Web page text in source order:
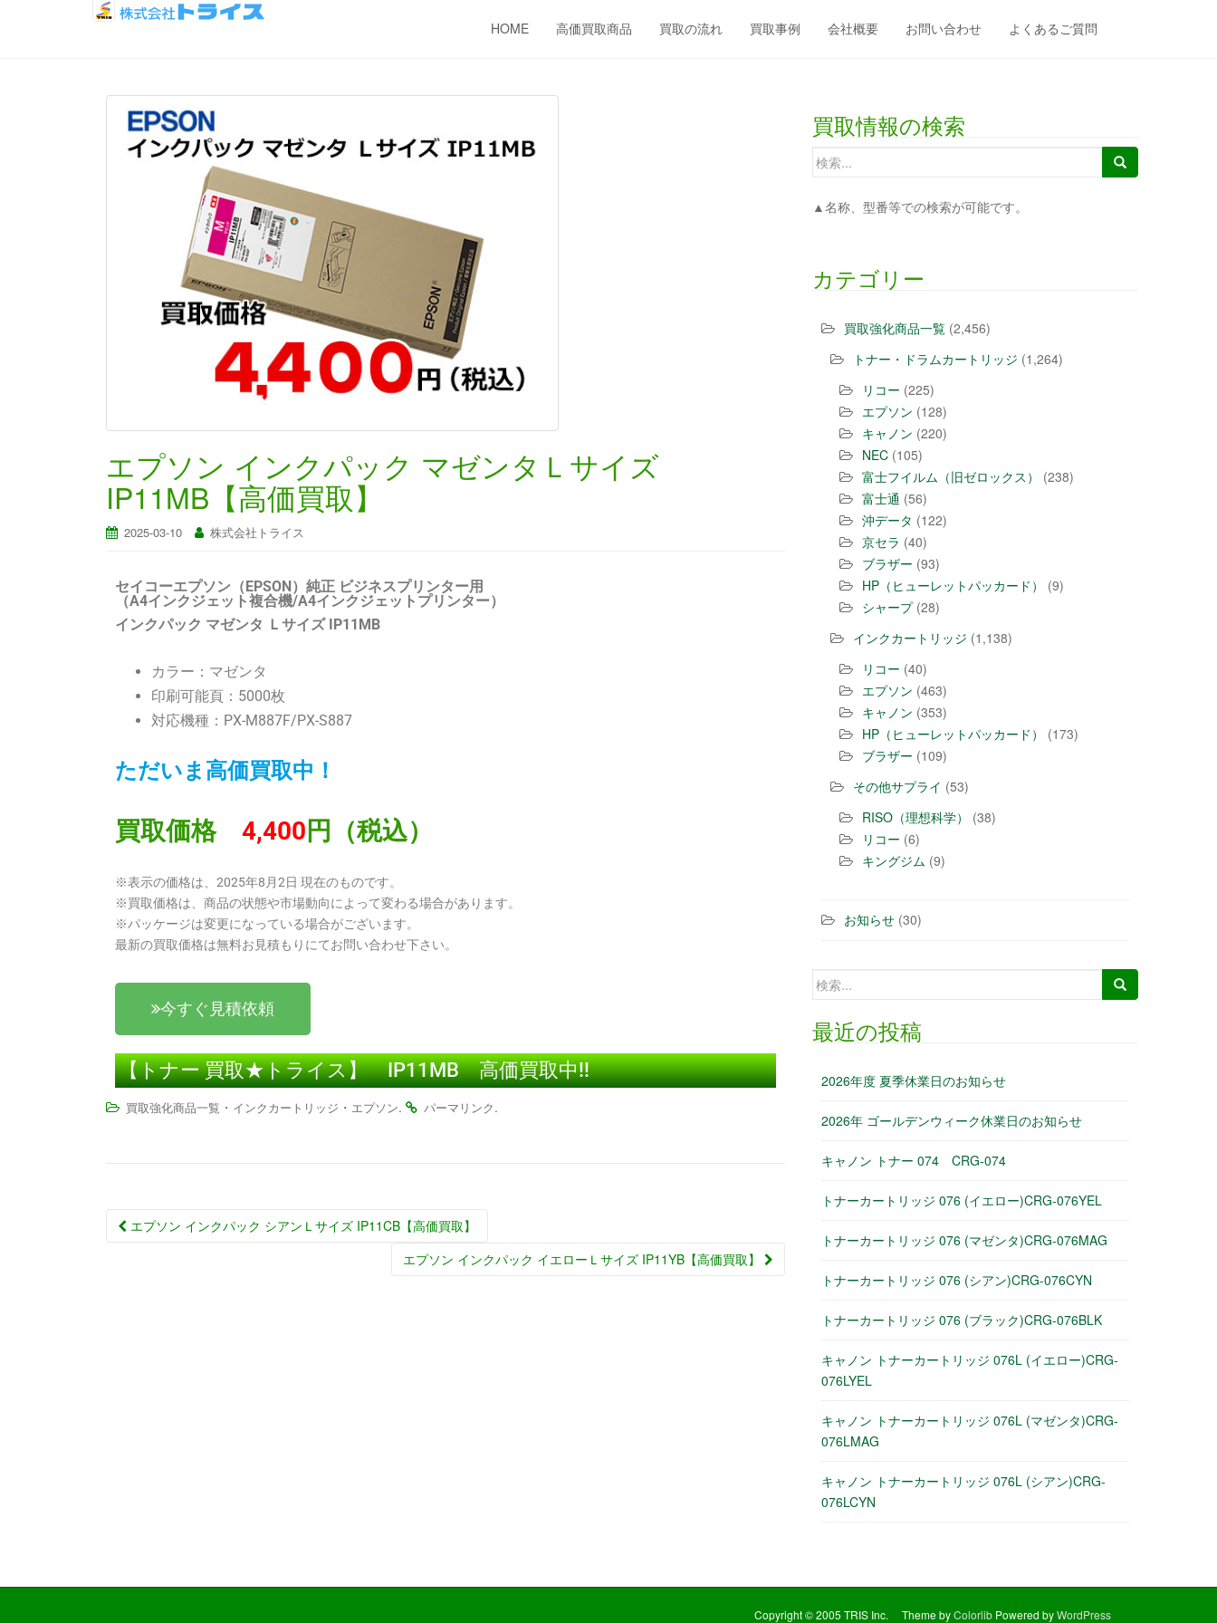
HOME 高価買取商品 買取の流れ 買取事例 会社概要 お問い合わせ よくあるご質問
エプソン インクパック マゼンタＬサイズ
IP11MB【高価買取】
2025-03-10 株式会社トライス
セイコーエプソン（EPSON）純正 ビジネスプリンター用
（A4インクジェット複合機/A4インクジェットプリンター）
インクパック マゼンタ Ｌサイズ IP11MB
カラー：マゼンタ
印刷可能頁：5000枚
対応機種：PX-M887F/PX-S887
ただいま高価買取中！
買取価格 4,400 円（税込）
※表示の価格は、2025年8月2日 現在のものです。
※買取価格は、商品の状態や市場動向によって変わる場合があります。
※パッケージは変更になっている場合がございます。
最新の買取価格は無料お見積もりにてお問い合わせ下さい。
今すぐ見積依頼
【トナー 買取★トライス】 IP11MB 高価買取中!!
買取強化商品一覧 ・ インクカートリッジ ・ エプソン. パーマリンク.
エプソン インクパック シアンＬサイズ IP11CB【高価買取】
エプソン インクパック イエローＬサイズ IP11YB【高価買取】
買取情報の検索
▲名称、型番等での検索が可能です。
カテゴリー
買取強化商品一覧 (2,456)
トナー・ドラムカートリッジ (1,264)
リコー (225)
エプソン (128)
キャノン (220)
NEC (105)
富士フイルム（旧ゼロックス）
(238)
富士通 (56)
沖データ (122)
京セラ (40)
ブラザー (93)
HP（ヒューレットパッカード）
(9)
シャープ(28)
インクカートリッジ (1,138)
リコー (40)
エプソン (463)
キャノン (353)
HP（ヒューレットパッカード）
(173)
ブラザー (109)
その他サプライ (53)
RISO（理想科学）
(38)
リコー (6)
キングジム (9)
お知らせ (30)
最近の投稿
2026年度 夏季休業日のお知らせ
2026年 ゴールデンウィーク休業日のお知らせ
キャノン トナー 074 CRG-074
トナーカートリッジ 076 (イエロー)CRG-076YEL
トナーカートリッジ 076 (マゼンタ)CRG-076MAG
トナーカートリッジ 076 (シアン)CRG-076CYN
トナーカートリッジ 076 (ブラック)CRG-076BLK
キャノン トナーカートリッジ 076L (イエロー)CRG-
076LYEL
キャノン トナーカートリッジ 076L (マゼンタ)CRG-
076LMAG
キャノン トナーカートリッジ 076L (シアン)CRG-
076LCYN
Copyright © 2005 TRIS Inc. Theme byColorlib Powered byWordPress